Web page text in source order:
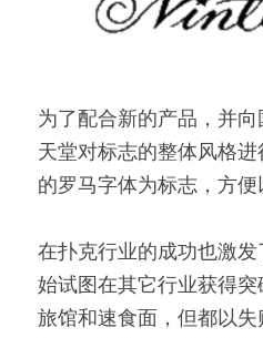
为了配合新的产品，并
天堂对标志的整体风格
的罗马字体为标志，方便
在扑克行业的成功也激
始试图在其它行业获得
旅馆和速食面，但都以